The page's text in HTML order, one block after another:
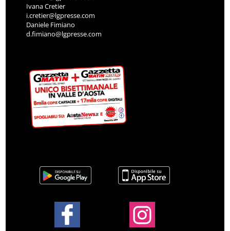
Ivana Cretier
i.cretier@lgpresse.com
Daniele Fimiano
d.fimiano@lgpresse.com